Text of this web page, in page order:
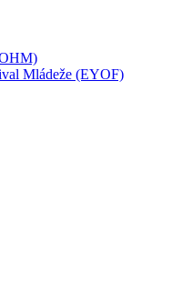
Mládeže (EYOF)